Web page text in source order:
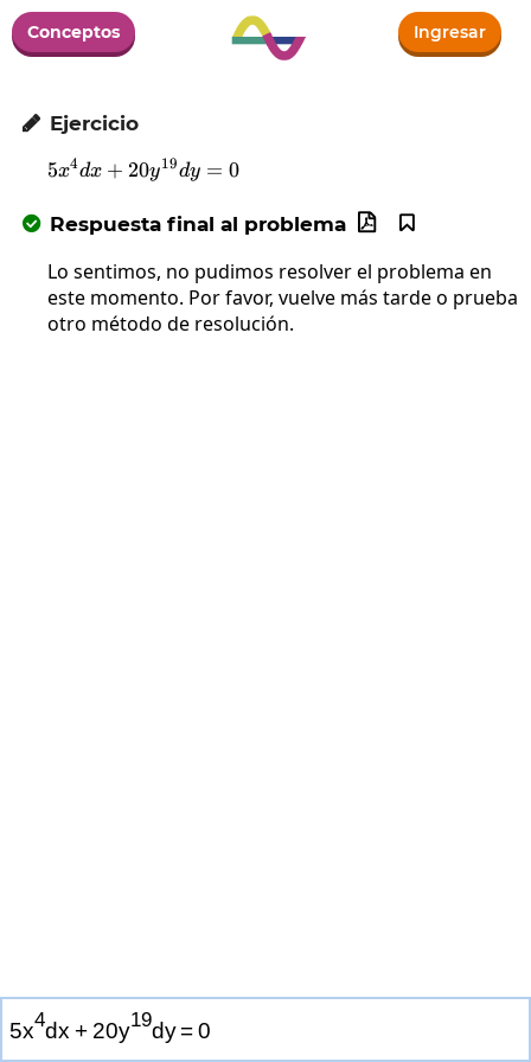
Conceptos Ingresar
 Ejercicio
5x^4dx+20y^{19}dy=0
5x4dx + 20y19dy = 0
 Respuesta final al problema 

Lo sentimos, no pudimos resolver el problema en
este momento. Por favor, vuelve más tarde o prueba
otro método de resolución.
5x4dx + 20y19dy =0